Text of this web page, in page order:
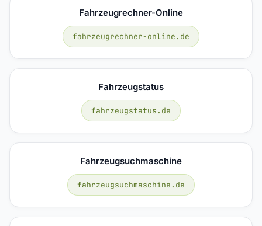
Fahrzeugrechner-Online
fahrzeugrechner-online.de
Fahrzeugstatus
fahrzeugstatus.de
Fahrzeugsuchmaschine
fahrzeugsuchmaschine.de